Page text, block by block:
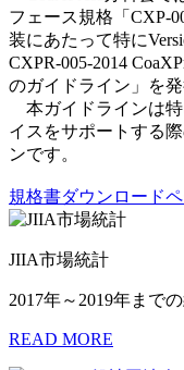
フェース規格「CXP-
装にあたって特に
CXPR-005-2014
のガイドライン」を発
本ガイドラインは特
イスをサポートする
ンです。
規格書ダウンロード
JIIA市場統計
2017年～2019年まで
READ MORE